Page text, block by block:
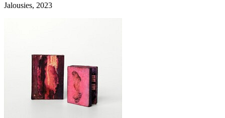
Jalousies, 2023